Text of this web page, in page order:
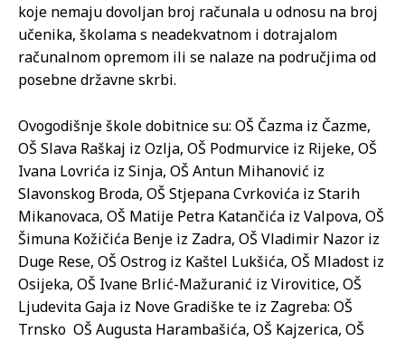
koje nemaju dovoljan broj računala u odnosu na broj
učenika, školama s neadekvatnom i dotrajalom
računalnom opremom ili se nalaze na područjima od
posebne državne skrbi.
Ovogodišnje škole dobitnice su: OŠ Čazma iz Čazme,
OŠ Slava Raškaj iz Ozlja, OŠ Podmurvice iz Rijeke, OŠ
Ivana Lovrića iz Sinja, OŠ Antun Mihanović iz
Slavonskog Broda, OŠ Stjepana Cvrkovića iz Starih
Mikanovaca, OŠ Matije Petra Katančića iz Valpova, OŠ
Šimuna Kožičića Benje iz Zadra, OŠ Vladimir Nazor iz
Duge Rese, OŠ Ostrog iz Kaštel Lukšića, OŠ Mladost iz
Osijeka, OŠ Ivane Brlić-Mažuranić iz Virovitice, OŠ
Ljudevita Gaja iz Nove Gradiške te iz Zagreba: OŠ
Trnsko OŠ Augusta Harambašića, OŠ Kajzerica, OŠ